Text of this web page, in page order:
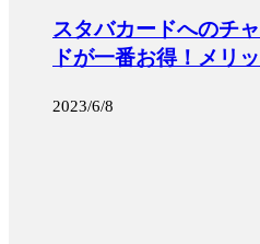
スタバカードへのチ
ドが一番お得！メリ
2023/6/8